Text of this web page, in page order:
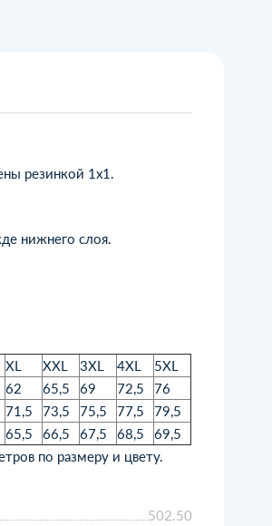
резинкой 1х1.
нижнего слоя.
XL XXL 3XL 4XL
5XL
62 65,5 69 72,5 76
71,5 73,5 75,5 77,5 79,5
65,5 66,5 67,5 68,5 69,5
по размеру и цвету.
502.50